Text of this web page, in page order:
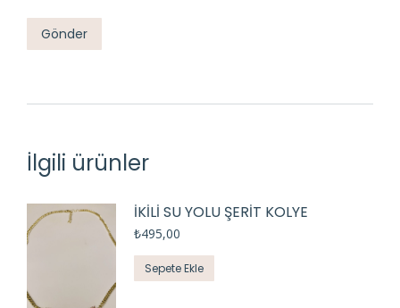
İlgili ürünler
İKİLİ SU YOLU ŞERİT KOLYE
₺495,00
Sepete Ekle